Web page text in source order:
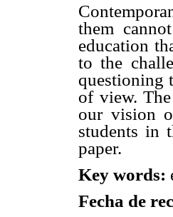
them
education
to the
questioning
of view.
our vision
students in
paper.
Key words:
Fecha de